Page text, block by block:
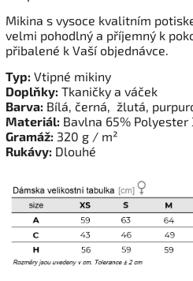
Mikina s vysoce kvalitním
velmi pohodlný a příjemný k
přibalené k Vaší objednávce.
Typ: Vtipné mikiny
Doplňky: Tkaničky a váček
Barva: Bílá, černá, žlutá,
Materiál: Bavlna 65% Polyester
Gramáž: 320 g / m²
Rukávy: Dlouhé